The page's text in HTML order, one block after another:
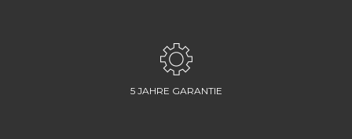
5 JAHRE GARANTIE